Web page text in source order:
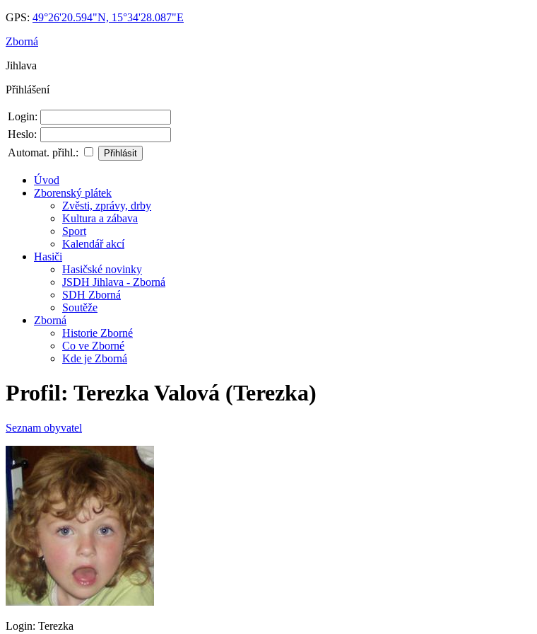
GPS: 49°26'20.594"N, 15°34'28.087"E
Zborná
Jihlava
Přihlášení
Login:
Heslo:
Automat. přihl.:
Úvod
Zborenský plátek
Zvěsti, zprávy, drby
Kultura a zábava
Sport
Kalendář akcí
Hasiči
Hasičské novinky
JSDH Jihlava - Zborná
SDH Zborná
Soutěže
Zborná
Historie Zborné
Co ve Zborné
Kde je Zborná
Profil: Terezka Valová (Terezka)
Seznam obyvatel
Login: Terezka